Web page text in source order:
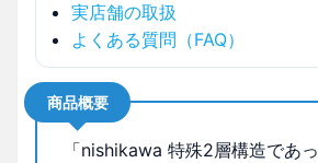
実店舗の取扱
よくある質問（FAQ）
商品概要
「nishikawa 特殊2層構造であ